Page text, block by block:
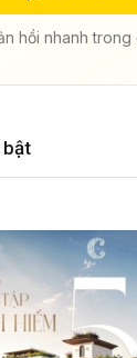
hồi nhanh trong
bật